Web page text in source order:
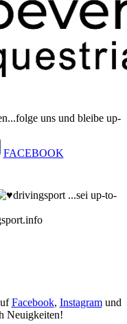
uns und bleibe up-
FACEBOOK
drivingsport ...sei up-to-
Facebook, Instagramund
Neuigkeiten!